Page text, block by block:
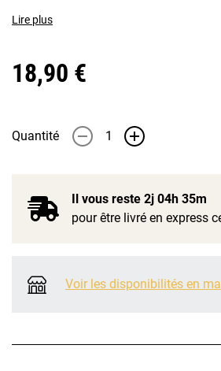
Lire plus
18,90 €
Quantité - +
Il vous reste 2j 04h 35m
pour être livré en express
Voir les disponibilités en